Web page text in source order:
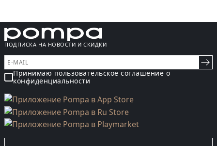
ПОДПИСКА НА НОВОСТИ И СКИДКИ
Принимаю пользовательское соглашение о
конфиденциальности